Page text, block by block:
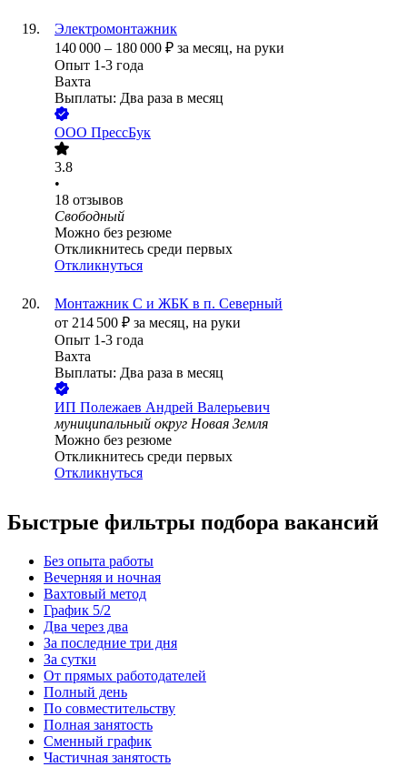
Электромонтажник
140 000 – 180 000 ₽ за месяц, на руки
Опыт 1-3 года
Вахта
Выплаты: Два раза в месяц
ООО ПрессБук
3.8
•
18 отзывов
Свободный
Можно без резюме
Откликнитесь среди первых
Откликнуться
Монтажник С и ЖБК в п. Северный
от 214 500 ₽ за месяц, на руки
Опыт 1-3 года
Вахта
Выплаты: Два раза в месяц
ИП Полежаев Андрей Валерьевич
муниципальный округ Новая Земля
Можно без резюме
Откликнитесь среди первых
Откликнуться
Быстрые фильтры подбора вакансий
Без опыта работы
Вечерняя и ночная
Вахтовый метод
График 5/2
Два через два
За последние три дня
За сутки
От прямых работодателей
Полный день
По совместительству
Полная занятость
Сменный график
Частичная занятость